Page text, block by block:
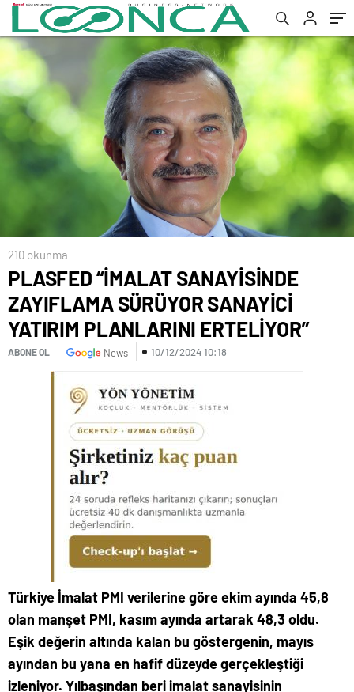
ERTELİYOR”
210 okunma
PLASFED “İMALAT SANAYİSİNDE
ZAYIFLAMA SÜRÜYOR SANAYİCİ
YATIRIM PLANLARINI ERTELİYOR”
ABONE OL News 10/12/2024 10:18
Türkiye İmalat PMI verilerine göre ekim ayında 45,8
olan manşet PMI, kasım ayında artarak 48,3 oldu.
Eşik değerin altında kalan bu göstergenin, mayıs
ayından bu yana en hafif düzeyde gerçekleştiği
izleniyor. Yılbaşından beri imalat sanayisinin